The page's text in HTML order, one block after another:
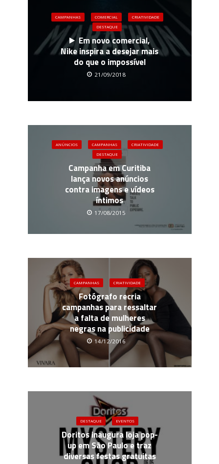
CAMPANHAS COMERCIAL
CRIATIVIDADE
DESTAQUE
Em novo comercial,
Nike inspira a desejar mais
do que o impossível
21/09/2018
ANÚNCIOS CAMPANHAS
CRIATIVIDADE
DESTAQUE
Campanha em Curitiba
lança novos anúncios
contra imagens e vídeos
íntimos
17/08/2015
CAMPANHAS CRIATIVIDADE
Fotógrafo recria
campanhas para ressaltar
a falta de mulheres
negras na publicidade
14/12/2016
DESTAQUE EVENTOS
Doritos inaugura loja pop-
up em São Paulo e traz
diversas festas gratuitas